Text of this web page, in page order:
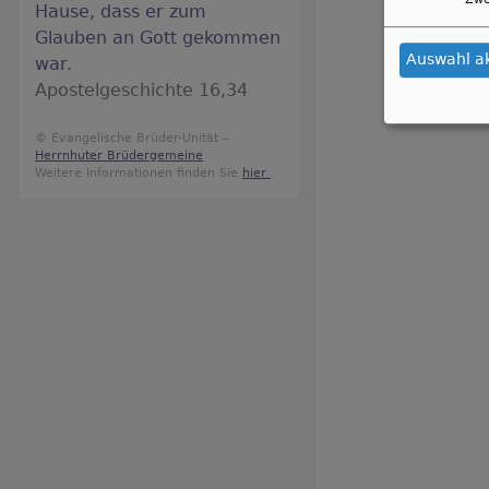
Hause, dass er zum
Glauben an Gott gekommen
war.
Apostelgeschichte 16,34
© Evangelische Brüder-Unität –
Herrnhuter Brüdergemeine
Weitere Informationen finden Sie hier .
Auswahl